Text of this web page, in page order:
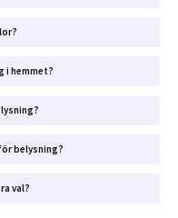
i hemmet?
belysning?
val?